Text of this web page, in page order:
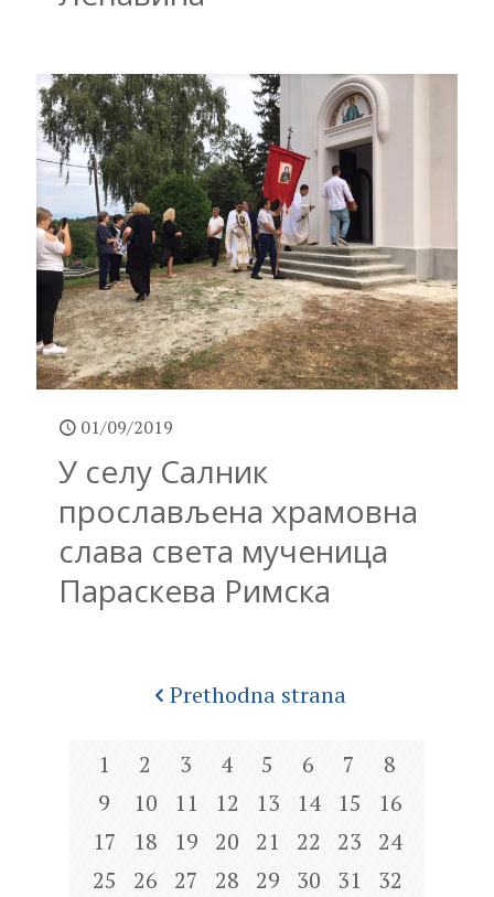
01/09/2019
У селу Салник
прослављена храмовна
слава света мученица
Параскева Римска
Prethodna strana
1 2 3 4 5 6 7
8
9
10 11 12 13 14 15
16
17
18 19 20 21 22 23
24
25
26 27 28 29 30 31
32